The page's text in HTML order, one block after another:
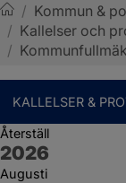
Sotenäs kommun
/ Kommun &
/ Kallelser och
/
KALLELSER &
Återställ
År:
2026
Augusti